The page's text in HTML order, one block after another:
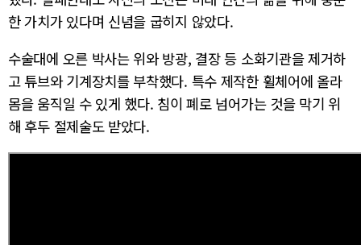
한 가치가 있다며 신념을 굽히지 않았다.
수술대에 오른 박사는 위와 방광, 결장 등 소화기관을 제거하
고 튜브와 기계장치를 부착했다. 특수 제작한 휠체어에 올라
몸을 움직일 수 있게 했다. 침이 폐로 넘어가는 것을 막기 위
해 후두 절제술도 받았다.